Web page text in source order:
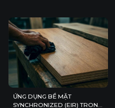
ỨNG DỤNG BỀ MẶT
SYNCHRONIZED (EIR) TRONG